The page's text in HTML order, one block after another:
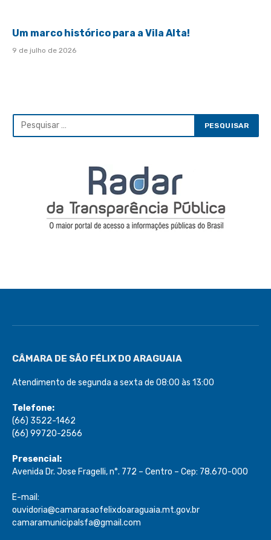
Um marco histórico para a Vila Alta!
9 de julho de 2026
CÂMARA DE SÃO FÉLIX DO ARAGUAIA
Atendimento de segunda a sexta de 08:00 às 13:00
Telefone:
(66) 3522-1462
(66) 99720-2566
Presencial:
Avenida Dr. Jose Fragelli, n°. 772 – Centro – Cep: 78.670-000
E-mail:
ouvidoria@camarasaofelixdoaraguaia.mt.gov.br
camaramunicipalsfa@gmail.com